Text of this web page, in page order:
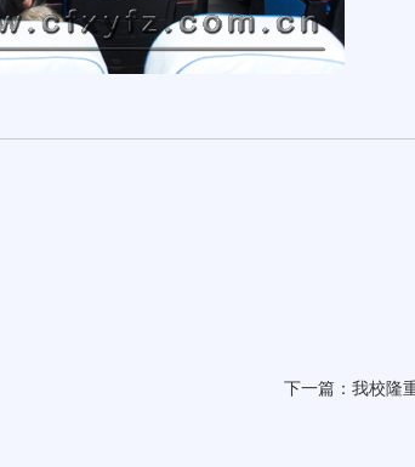
下一篇： 我校隆